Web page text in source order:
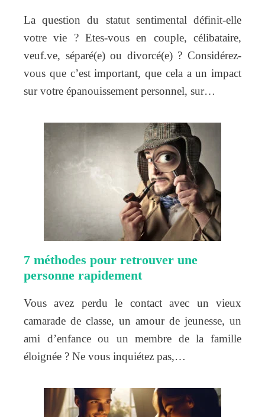
La question du statut sentimental définit-elle
votre vie ? Etes-vous en couple, célibataire,
veuf.ve, séparé(e) ou divorcé(e) ? Considérez-
vous que c’est important, que cela a un impact
sur votre épanouissement personnel, sur…
7 méthodes pour retrouver une
personne rapidement
Vous avez perdu le contact avec un vieux
camarade de classe, un amour de jeunesse, un
ami d’enfance ou un membre de la famille
éloignée ? Ne vous inquiétez pas,…